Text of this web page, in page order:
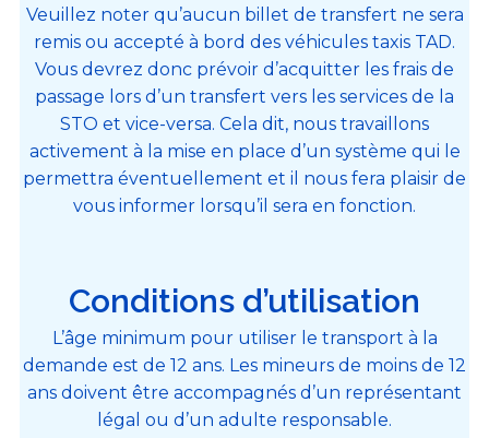
Veuillez noter qu’aucun billet de transfert ne sera
remis ou accepté à bord des véhicules taxis TAD.
Vous devrez donc prévoir d’acquitter les frais de
passage lors d’un transfert vers les services de la
STO et vice-versa. Cela dit, nous travaillons
activement à la mise en place d’un système qui le
permettra éventuellement et il nous fera plaisir de
vous informer lorsqu’il sera en fonction.
Conditions d’utilisation
L’âge minimum pour utiliser le transport à la
demande est de 12 ans. Les mineurs de moins de 12
ans doivent être accompagnés d’un représentant
légal ou d’un adulte responsable.